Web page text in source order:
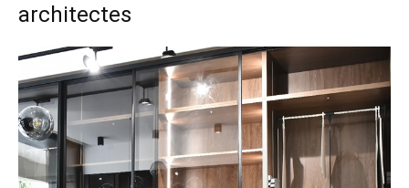
architectes